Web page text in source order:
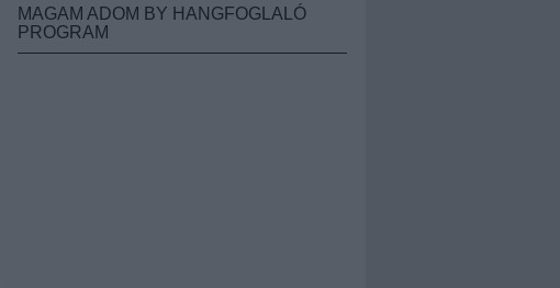
MAGAM ADOM BY HANGFOGLALÓ
PROGRAM